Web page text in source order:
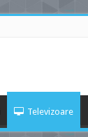
Televizoare